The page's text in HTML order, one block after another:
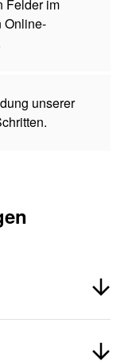
Felder im
Online-
unserer